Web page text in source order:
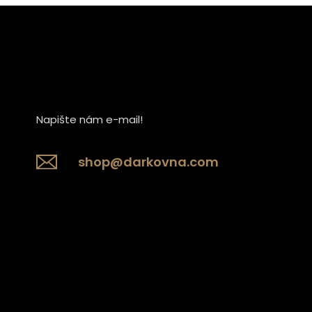
Napište nám e-mail!
shop@darkovna.com